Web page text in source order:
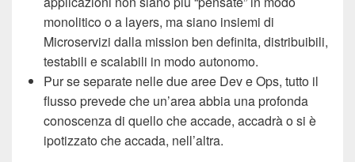
monolitico o a layers, ma siano insiemi di
Microservizi dalla mission ben definita, distribuibili,
testabili e scalabili in modo autonomo.
Pur se separate nelle due aree Dev e Ops, tutto il
flusso prevede che un’area abbia una profonda
conoscenza di quello che accade, accadrà o si è
ipotizzato che accada, nell’altra.